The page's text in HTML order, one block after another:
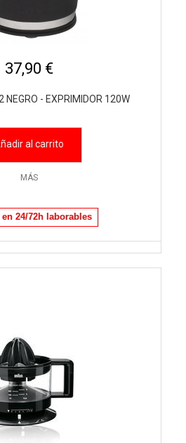
37,90 €
- EXPRIMIDOR 120W
al carrito
MÁS
en 24/72h laborables